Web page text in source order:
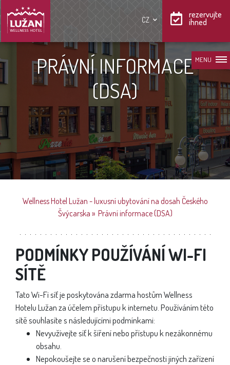
CZ
rezervujte
ihned
MENU
PRÁVNÍ INFORMACE
(DSA)
Wellness Hotel Lužan - luxusní ubytování na dosah Českého
Švýcarska » Právní informace (DSA)
PODMÍNKY POUŽÍVÁNÍ WI-FI
SÍTĚ
Tato Wi-Fi síť je poskytována zdarma hostům Wellness
Hotelu Lužan za účelem přístupu k internetu. Používáním této
sítě souhlasíte s následujícími podmínkami:
Nevyužívejte síť k šíření nebo přístupu k nezákonnému
obsahu.
Nepokoušejte se o narušení bezpečnosti jiných zařízení